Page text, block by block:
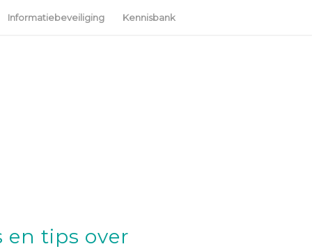
Informatiebeveiliging Kennisbank
tips over